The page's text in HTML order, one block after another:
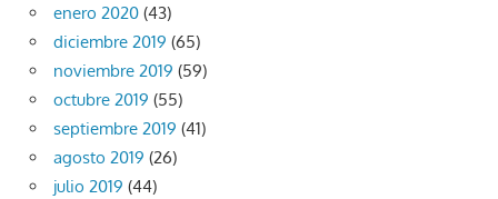
enero 2020 (43)
diciembre 2019 (65)
noviembre 2019 (59)
octubre 2019 (55)
septiembre 2019 (41)
agosto 2019 (26)
julio 2019 (44)